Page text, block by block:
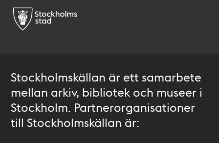
Stockholmskällan är ett samarbete
mellan arkiv, bibliotek och museer i
Stockholm. Partnerorganisationer
till Stockholmskällan är: